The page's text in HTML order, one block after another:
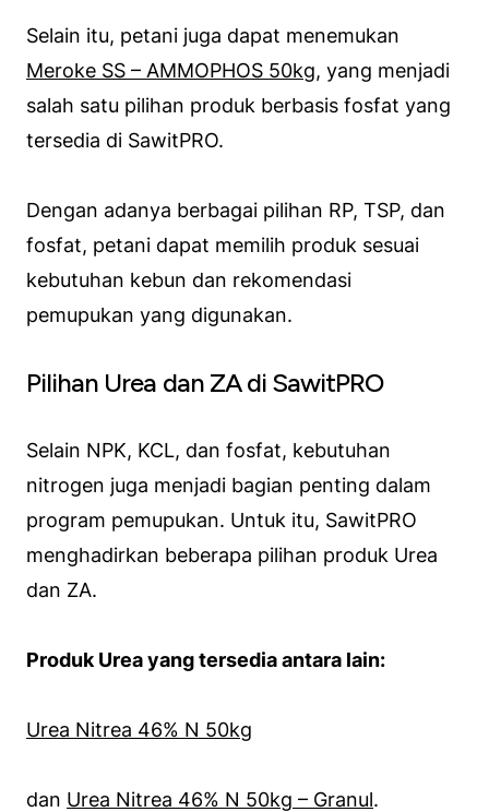
Selain itu, petani juga dapat menemukan
Meroke SS – AMMOPHOS 50kg, yang menjadi
salah satu pilihan produk berbasis fosfat yang
tersedia di SawitPRO.
Dengan adanya berbagai pilihan RP, TSP, dan
fosfat, petani dapat memilih produk sesuai
kebutuhan kebun dan rekomendasi
pemupukan yang digunakan.
Pilihan Urea dan ZA di SawitPRO
Selain NPK, KCL, dan fosfat, kebutuhan
nitrogen juga menjadi bagian penting dalam
program pemupukan. Untuk itu, SawitPRO
menghadirkan beberapa pilihan produk Urea
dan ZA.
Produk Urea yang tersedia antara lain:
Urea Nitrea 46% N 50kg
dan Urea Nitrea 46% N 50kg – Granul.